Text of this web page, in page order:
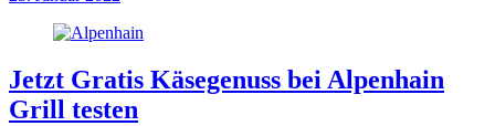
Jetzt Gratis Käsegenuss bei Alpenhain
Grill testen